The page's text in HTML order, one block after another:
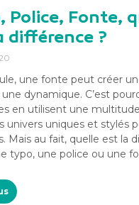
Police, Fonte,
différence ?
une fonte peut créer
dynamique. C’est
en utilisent une
univers uniques et stylés
Mais au fait, quelle est la
typo, une police ou une